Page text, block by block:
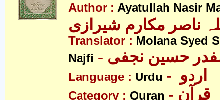
Author : Ayatullah Nasir
ناصر مکارم شیرازی
Translator : Molana Syed
Najfi
صفدر حسین نجفی
Language : Urdu
Category : Quran - قرآن